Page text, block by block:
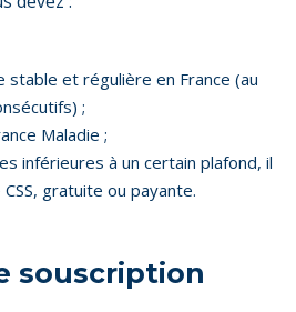
stable et régulière en France (au
;
Maladie ;
inférieures à un certain plafond, il
gratuite ou payante.
souscription